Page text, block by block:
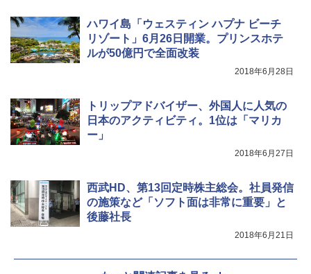
￥-
￥7,884
ハワイ島「ウェスティン ハプナ ビーチ
リゾート」6月26日開業。プリンスホテ
ルが50億円で全面改装
2018年6月28日
トリップアドバイザー、外国人に人気の
日本のアクティビティ。1位は「マリカ
ー」
2018年6月27日
西武HD、第13回定時株主総会。社員発信
の施策など「ソフト面は非常に重要」と
後藤社長
2018年6月21日